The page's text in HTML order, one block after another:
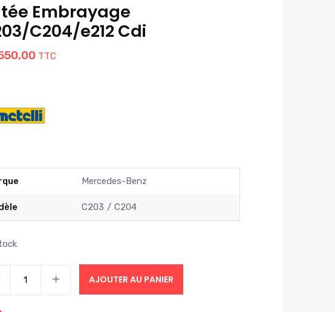
Embrayage
C204/e212 Cdi
TTC
Mercedes-Benz
C203 C204
AJOUTER AU PANIER